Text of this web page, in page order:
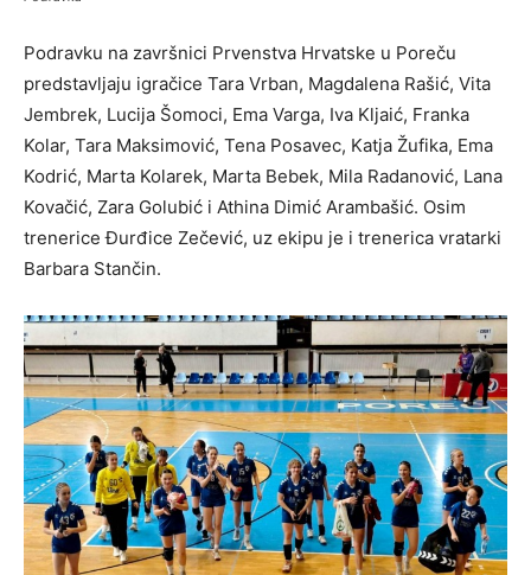
Podravku na završnici Prvenstva Hrvatske u Poreču
predstavljaju igračice Tara Vrban, Magdalena Rašić, Vita
Jembrek, Lucija Šomoci, Ema Varga, Iva Kljaić, Franka
Kolar, Tara Maksimović, Tena Posavec, Katja Žufika, Ema
Kodrić, Marta Kolarek, Marta Bebek, Mila Radanović, Lana
Kovačić, Zara Golubić i Athina Dimić Arambašić. Osim
trenerice Đurđice Zečević, uz ekipu je i trenerica vratarki
Barbara Stančin.